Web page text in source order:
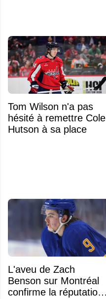
Tom Wilson n'a pas
hésité à remettre Cole
Hutson à sa place
L'aveu de Zach
Benson sur Montréal
confirme la réputation